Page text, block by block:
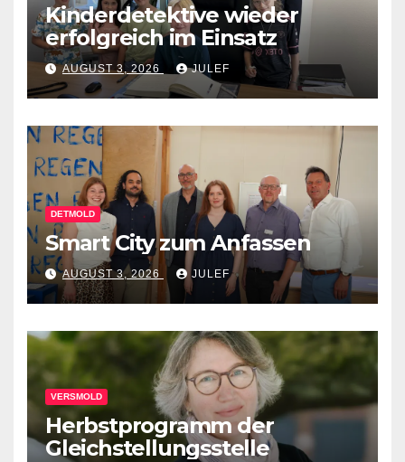
Kinderdetektive wieder
erfolgreich im Einsatz
AUGUST 3, 2026 JULEF
DETMOLD
Smart City zum Anfassen
AUGUST 3, 2026 JULEF
VERSMOLD
Herbstprogramm der
Gleichstellungsstelle